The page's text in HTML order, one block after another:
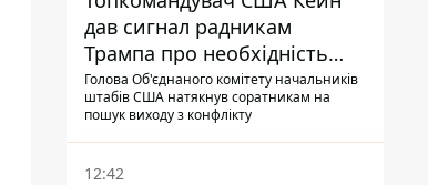
дав сигнал радникам
Трампа про необхідність
закінчувати війну з Іраном –
ЗМІ
Голова Об'єднаного комітету начальників
штабів США натякнув соратникам на
пошук виходу з конфлікту
12:42